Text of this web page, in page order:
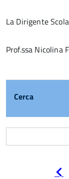
La Dirigente
Prof.ssa Nicolina
Cerca